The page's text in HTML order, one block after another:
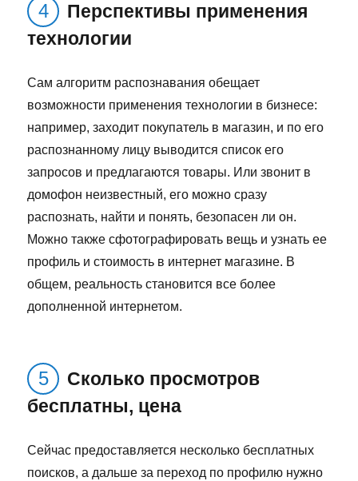
Перспективы применения
технологии
Сам алгоритм распознавания обещает
возможности применения технологии в бизнесе:
например, заходит покупатель в магазин, и по его
распознанному лицу выводится список его
запросов и предлагаются товары. Или звонит в
домофон неизвестный, его можно сразу
распознать, найти и понять, безопасен ли он.
Можно также сфотографировать вещь и узнать ее
профиль и стоимость в интернет магазине. В
общем, реальность становится все более
дополненной интернетом.
Сколько просмотров
бесплатны, цена
Сейчас предоставляется несколько бесплатных
поисков, а дальше за переход по профилю нужно